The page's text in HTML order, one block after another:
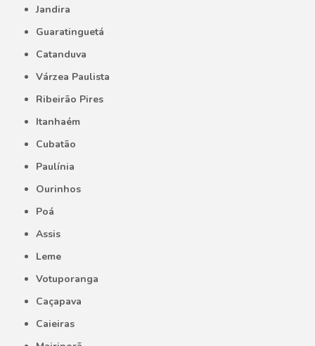
Jandira
Guaratinguetá
Catanduva
Várzea Paulista
Ribeirão Pires
Itanhaém
Cubatão
Paulínia
Ourinhos
Poá
Assis
Leme
Votuporanga
Caçapava
Caieiras